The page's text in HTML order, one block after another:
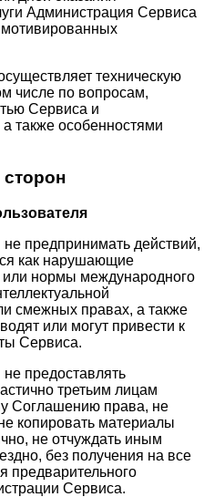
Администрация Сервиса
мотивированных
техническую
числе по вопросам,
Сервиса и
также особенностями
сторон
не предпринимать действий,
как нарушающие
или нормы международного
смежных правах, а также
или могут привести к
Сервиса.
не предоставлять
третьим лицам
Соглашению права, не
копировать материалы
не отчуждать иным
без получения на все
предварительного
Сервиса.